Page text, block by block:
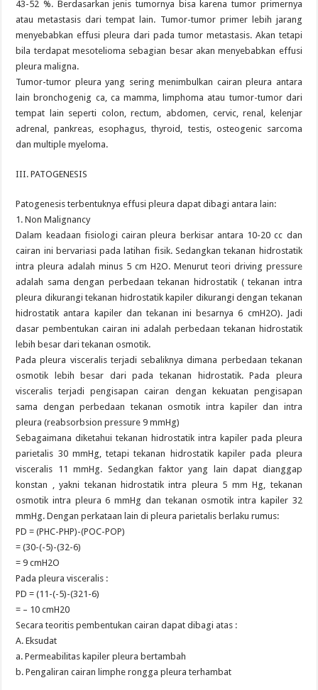
43-52 %. Berdasarkan jenis tumornya bisa karena tumor primernya
atau metastasis dari tempat lain. Tumor-tumor primer lebih jarang
menyebabkan effusi pleura dari pada tumor metastasis. Akan tetapi
bila terdapat mesotelioma sebagian besar akan menyebabkan effusi
pleura maligna.
Tumor-tumor pleura yang sering menimbulkan cairan pleura antara
lain bronchogenig ca, ca mamma, limphoma atau tumor-tumor dari
tempat lain seperti colon, rectum, abdomen, cervic, renal, kelenjar
adrenal, pankreas, esophagus, thyroid, testis, osteogenic sarcoma
dan multiple myeloma.
III. PATOGENESIS
Patogenesis terbentuknya effusi pleura dapat dibagi antara lain:
1. Non Malignancy
Dalam keadaan fisiologi cairan pleura berkisar antara 10-20 cc dan
cairan ini bervariasi pada latihan fisik. Sedangkan tekanan hidrostatik
intra pleura adalah minus 5 cm H2O. Menurut teori driving pressure
adalah sama dengan perbedaan tekanan hidrostatik ( tekanan intra
pleura dikurangi tekanan hidrostatik kapiler dikurangi dengan tekanan
hidrostatik antara kapiler dan tekanan ini besarnya 6 cmH2O). Jadi
dasar pembentukan cairan ini adalah perbedaan tekanan hidrostatik
lebih besar dari tekanan osmotik.
Pada pleura visceralis terjadi sebaliknya dimana perbedaan tekanan
osmotik lebih besar dari pada tekanan hidrostatik. Pada pleura
visceralis terjadi pengisapan cairan dengan kekuatan pengisapan
sama dengan perbedaan tekanan osmotik intra kapiler dan intra
pleura (reabsorbsion pressure 9 mmHg)
Sebagaimana diketahui tekanan hidrostatik intra kapiler pada pleura
parietalis 30 mmHg, tetapi tekanan hidrostatik kapiler pada pleura
visceralis 11 mmHg. Sedangkan faktor yang lain dapat dianggap
konstan , yakni tekanan hidrostatik intra pleura 5 mm Hg, tekanan
osmotik intra pleura 6 mmHg dan tekanan osmotik intra kapiler 32
mmHg. Dengan perkataan lain di pleura parietalis berlaku rumus:
PD = (PHC-PHP)-(POC-POP)
= (30-(-5)-(32-6)
= 9 cmH2O
Pada pleura visceralis :
PD = (11-(-5)-(321-6)
= – 10 cmH20
Secara teoritis pembentukan cairan dapat dibagi atas :
A. Eksudat
a. Permeabilitas kapiler pleura bertambah
b. Pengaliran cairan limphe rongga pleura terhambat